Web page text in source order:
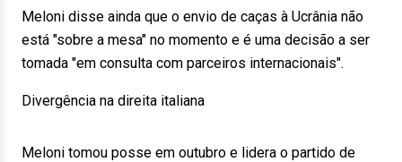
Meloni disse ainda que o envio de caças à Ucrânia não
está "sobre a mesa" no momento e é uma decisão a ser
tomada "em consulta com parceiros internacionais".
Divergência na direita italiana
Meloni tomou posse em outubro e lidera o partido de